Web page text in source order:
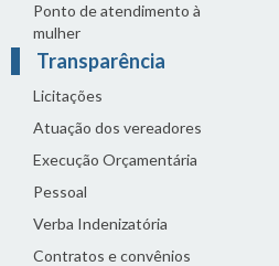
Ponto de atendimento à
mulher
Transparência
Licitações
Atuação dos vereadores
Execução Orçamentária
Pessoal
Verba Indenizatória
Contratos e convênios